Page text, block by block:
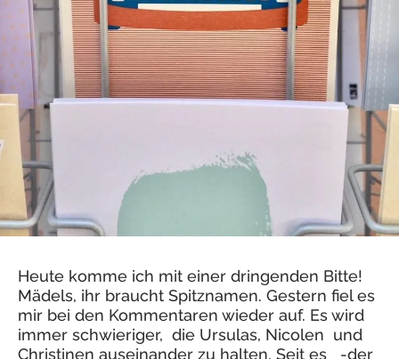
Heute komme ich mit einer dringenden Bitte!
Mädels, ihr braucht Spitznamen. Gestern fiel es
mir bei den Kommentaren wieder auf. Es wird
immer schwieriger, die Ursulas, Nicolen und
Christinen auseinander zu halten. Seit es -der